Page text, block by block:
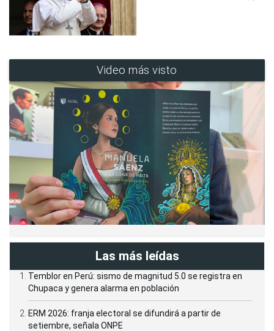
Video más visto
Las más leídas
Temblor en Perú: sismo de magnitud 5.0 se registra en
Chupaca y genera alarma en población
ERM 2026: franja electoral se difundirá a partir de
setiembre, señala ONPE